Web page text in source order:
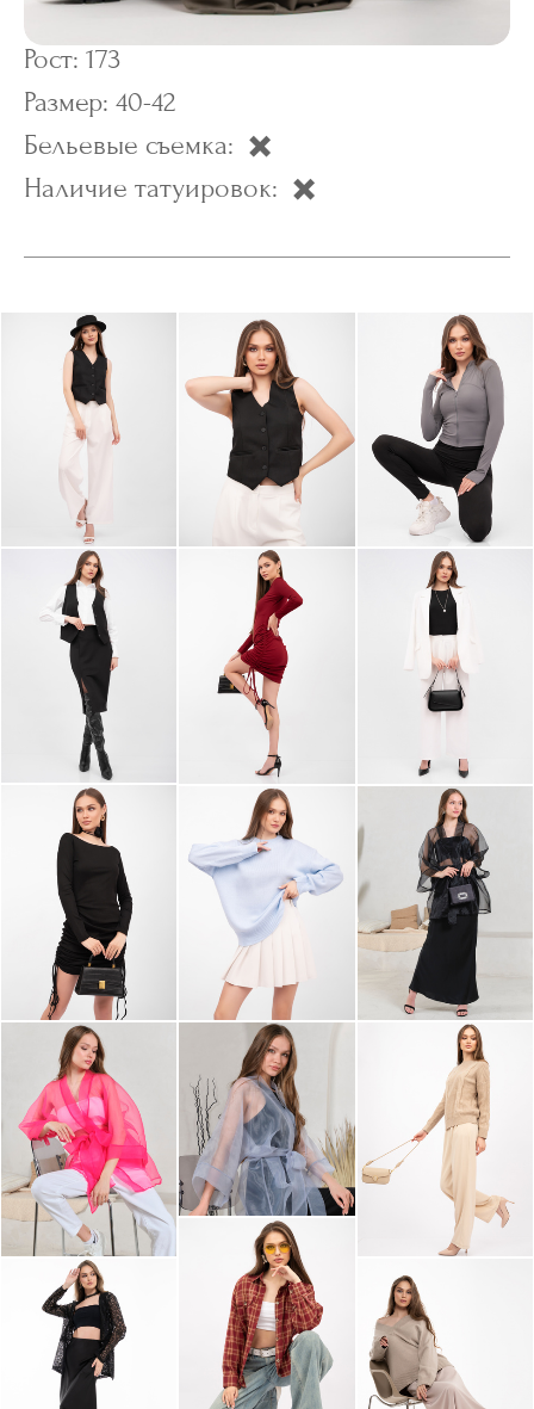
Рост: 173
Размер: 40-42
Бельевые съемка: ✖️
Наличие татуировок: ✖️